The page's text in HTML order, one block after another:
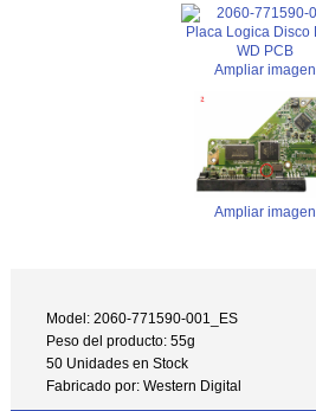
Ampliar imagen
Ampliar imagen
Model: 2060-771590-001_ES
Peso del producto: 55g
50 Unidades en Stock
Fabricado por: Western Digital